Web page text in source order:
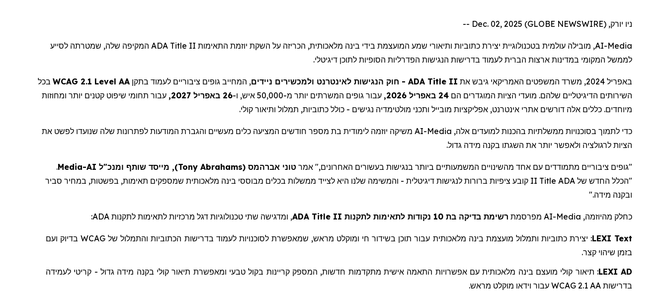
ניו יורק, Dec. 02, 2025 (GLOBE NEWSWIRE) --
AI-Media, מובילה עולמית בטכנולוגיית יצירת כתוביות ותיאורי שמע המועצמת בידי בינה מלאכותית, הכריזה על השקת יוזמת התאימות ADA Title II המקיפה שלה, שמטרתה לסייע
לממשל המקומי במדינות ארצות הברית לעמוד בדרישות הנגישות הפדרליות הסופיות לתוכן דיגיטלי.
באפריל 2024, משרד המשפטים האמריקאי גיבש את ADA Title II - חוק הנגישות לאינטרנט ולמכשירים ניידים, המחייב גופים ציבוריים לעמוד בתקן WCAG 2.1 Level AA בכל
השירותים הדיגיטליים שלהם. מועדי הציות המוגדרים הם 24 באפריל 2026, עבור גופים המשרתים יותר מ-50,000 איש, ו- 26 באפריל 2027,
עבור תחומי שיפוט קטנים יותר ומחוזות
מיוחדים. כללים אלה דורשים אתרי אינטרנט, אפליקציות מובייל ותכני מולטימדיה נגישים - כולל כתוביות, תמלול ותיאור קולי.
כדי לתמוך בסוכנויות ממשלתיות בהכנות למועדים אלה, AI-Media משיקה יוזמה לימודית בת מספר חודשים המציעה כלים מעשיים והגברת המודעות לפתרונות שלה שנועדו לפשט את
הציות לרגולציה ולאפשר יותר את השגתו בקנה מידה גדול.
"גופים ציבוריים מתמודדים עם אחד מהשינויים המשמעותיים ביותר בנגישות בעשורים האחרונים," אמר טוני אברהמס (
Tony Abrahams
), מייסד שותף ומנכ"ל AI- Media
.
"הכלל החדש של ADA
Title תאימות, בפשטות, במחיר סביר
ובקנה מידה."
כחלק מהיוזמה, AI-Media מפרסמת רשימת בדיקה בת 10 נקודות לתאימות לתקנות ADA Title II, ומדגישה שתי טכנולוגיות דגל מרכזיות לתאימות לתקנות ADA
:
LEXI Text
: יצירת כתוביות ותמלול מועצמת בינה מלאכותית עבור תוכן בשידור חי ומוקלט מראש, שמאפשרת לסוכנויות לעמוד בדרישות הכתוביות והתמלול של WCAG בדיוק ועם
בזמן שיהוי קצר.
LEXI AD
: תיאור קולי מועצם בינה מלאכותית עם אפשרויות התאמה אישית מתקדמות חדשות, המספק קריינות בקול טבעי ומאפשרת תיאור קולי בקנה מידה גדול - קריטי לעמידה
בדרישות WCAG 2.1 AA עבור וידאו מוקלט מראש.